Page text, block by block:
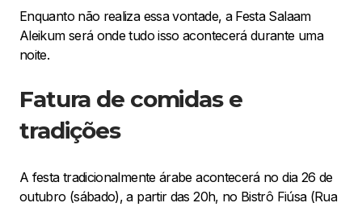
Enquanto não realiza essa vontade, a Festa Salaam
Aleikum será onde tudo isso acontecerá durante uma
noite.
Fatura de comidas e
tradições
A festa tradicionalmente árabe acontecerá no dia 26 de
outubro (sábado), a partir das 20h, no Bistrô Fiúsa (Rua